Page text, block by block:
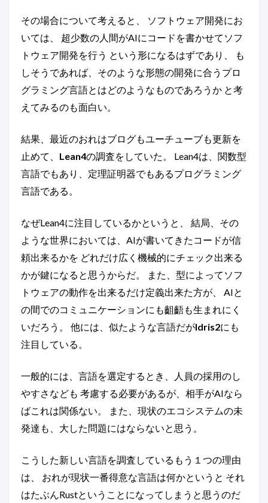
その場合について考えると、 ソフトウェア開発にお
いては、 超少数の人間がAIにコードを書かせてソフ
トウェア開発を行う という形になるはずであり、 も
しそうであれば、そのような形態の開発に合うプロ
グラミング言語とはどのようなものであろうか と考
えてみるのも面白い。
結果、最近のおれはブログもユーチューブも更新を
止めて、 Lean4の調査をしていた。 Lean4は、関数型
言語でもあり、定理証明器でもあるプログラミング
言語である。
なぜLean4に注目しているかというと、 結局、その
ような世界においては、AIが書いてきたコードが信
頼出来るかを どれだけ広く機械的にチェック出来る
かが鍵になると思うからだ。 また、型によってソフ
トウェアの動作を出来るだけ定義出来た方が、 AIと
の間でのコミュニケーションにも齟齬も生まれにく
いだろう。 他には、似たような言語だがIdris2にも
注目している。
一般的には、言語を選定するとき、人員の採用のし
やすさなども 考慮する必要があるが、相手がAIなら
ばこれは関係ない。 また、現状のエコシステムの未
発達も、大した問題にはならないと思う。
こうした新しい言語を調査しているもう１つの理由
は、 おれが現状一番得意な言語は何かというと それ
はたぶんRustということになってしまうと思うのだ